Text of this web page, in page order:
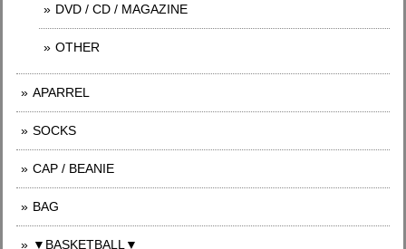
DVD / CD / MAGAZINE
OTHER
APARREL
SOCKS
CAP / BEANIE
BAG
▼BASKETBALL▼